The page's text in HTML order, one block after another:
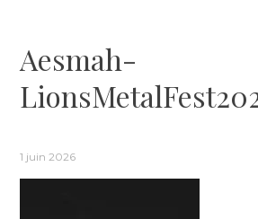
Aesmah-
1 juin 2026